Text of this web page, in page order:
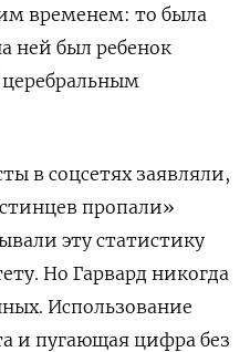
временем: то была
ней был ребенок
в соцсетях заявляли,
пропали»
эту статистику
Но Гарвард никогда
Использование
и пугающая цифра без